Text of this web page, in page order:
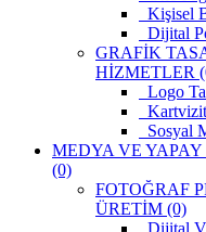
Kişisel
Dijital
GRAFİK
HİZMETLER
Logo
Sosyal
MEDYA VE
(0)
FOTOĞRAF
ÜRETİM (0)
Dijital